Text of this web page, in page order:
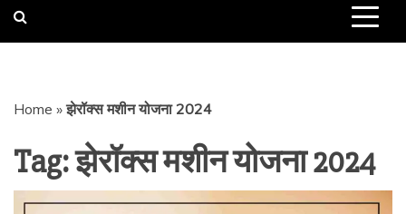
Home »झेरॉक्स मशीन योजना 2024
Tag:झेरॉक्स मशीन योजना 2024